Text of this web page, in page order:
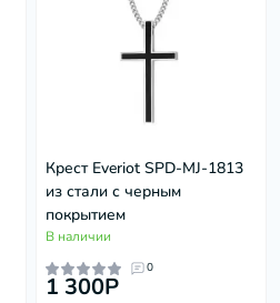
Крест Everiot SPD-MJ-1813
из стали с черным
покрытием
В наличии
0
1 300P